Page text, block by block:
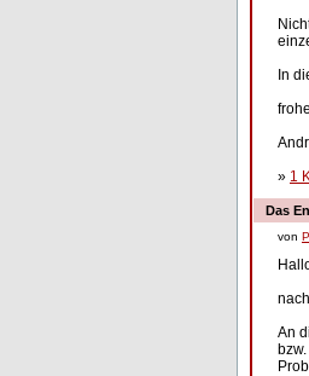
In
» 1
Das
von
An